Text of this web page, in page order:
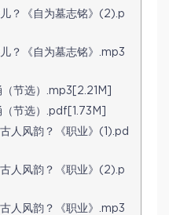
？《自为墓志铭》(2).p
？《自为墓志铭》.mp3
节选）.mp3[2.21M]
（节选）.pdf[1.73M]
人风韵？《职业》(1).pd
人风韵？《职业》(2).p
人风韵？《职业》.mp3